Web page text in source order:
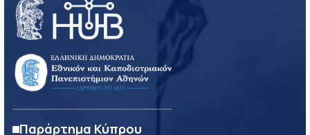
Παράρτημα Κύπρου